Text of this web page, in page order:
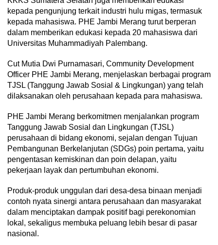
kepada pengunjung terkait industri hulu migas, termasuk
kepada mahasiswa. PHE Jambi Merang turut berperan
dalam memberikan edukasi kepada 20 mahasiswa dari
Universitas Muhammadiyah Palembang.
Cut Mutia Dwi Purnamasari, Community Development
Officer PHE Jambi Merang, menjelaskan berbagai program
TJSL (Tanggung Jawab Sosial & Lingkungan) yang telah
dilaksanakan oleh perusahaan kepada para mahasiswa.
PHE Jambi Merang berkomitmen menjalankan program
Tanggung Jawab Sosial dan Lingkungan (TJSL)
perusahaan di bidang ekonomi, sejalan dengan Tujuan
Pembangunan Berkelanjutan (SDGs) poin pertama, yaitu
pengentasan kemiskinan dan poin delapan, yaitu
pekerjaan layak dan pertumbuhan ekonomi.
Produk-produk unggulan dari desa-desa binaan menjadi
contoh nyata sinergi antara perusahaan dan masyarakat
dalam menciptakan dampak positif bagi perekonomian
lokal, sekaligus membuka peluang lebih besar di pasar
nasional.